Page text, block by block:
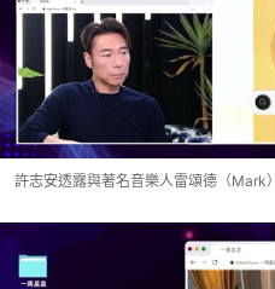
許志安透露與著名音樂人雷頌德（Mark